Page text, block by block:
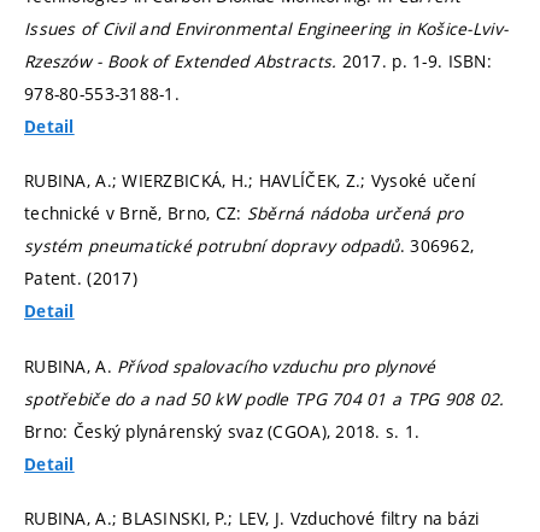
Issues of Civil and Environmental Engineering in Košice-Lviv-
Rzeszów - Book of Extended Abstracts. 2017. p. 1-9. ISBN:
978-80-553-3188-1.
Detail
RUBINA, A.; WIERZBICKÁ, H.; HAVLÍČEK, Z.; Vysoké učení
technické v Brně, Brno, CZ: Sběrná nádoba určená pro
systém pneumatické potrubní dopravy odpadů. 306962,
Patent. (2017)
Detail
RUBINA, A. Přívod spalovacího vzduchu pro plynové
spotřebiče do a nad 50 kW podle TPG 704 01 a TPG 908 02.
Brno: Český plynárenský svaz (CGOA), 2018.s. 1.
Detail
RUBINA, A.; BLASINSKI, P.; LEV, J. Vzduchové filtry na bázi